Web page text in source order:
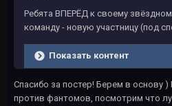
Ребята ВПЕРЁД к своему
команду - новую участницу (под
Показать контент
Спасибо за постер! Берем в основу
против фантомов, посмотрим что